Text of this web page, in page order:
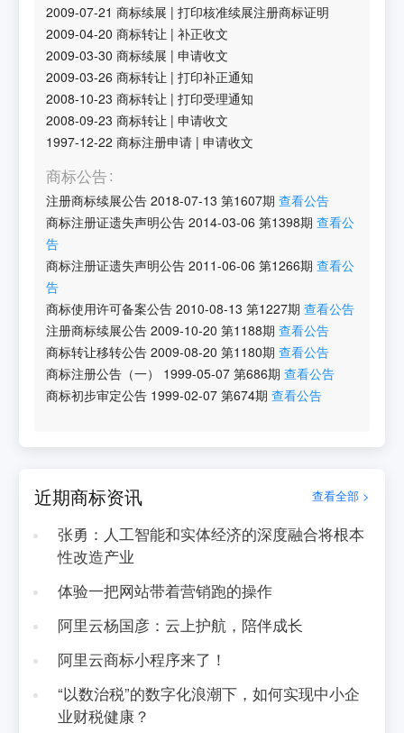
2009-07-21 商标续展 |打印核准续展注册商标证明
2009-04-20 商标转让 |补正收文
2009-03-30 商标续展 |申请收文
2009-03-26 商标转让 |打印补正通知
2008-10-23 商标转让 |打印受理通知
2008-09-23 商标转让 |申请收文
1997-12-22 商标注册申请 |申请收文
商标公告
注册商标续展公告 2018-07-13 第1607期 查看公告
商标注册证遗失声明公告 2014-03-06 第1398期 查看公
告
商标注册证遗失声明公告 2011-06-06 第1266期 查看公
告
商标使用许可备案公告 2010-08-13 第1227期 查看公告
注册商标续展公告 2009-10-20 第1188期 查看公告
商标转让移转公告 2009-08-20 第1180期 查看公告
商标注册公告（一）
1999-05-07 第686期 查看公告
商标初步审定公告 1999-02-07 第674期 查看公告
近期商标资讯 查看全部 >
张勇：人工智能和实体经济的深度融合将根本
性改造产业
体验一把网站带着营销跑的操作
阿里云杨国彦：云上护航，陪伴成长
阿里云商标小程序来了！
“以数治税”的数字化浪潮下，如何实现中小企
业财税健康？